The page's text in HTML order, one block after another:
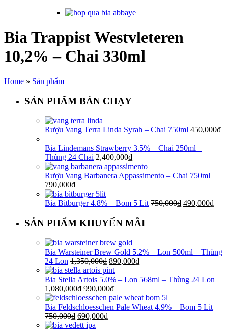
Bia Trappist Westvleteren
10,2% – Chai 330ml
Home » Sản phẩm
SẢN PHẨM BÁN CHẠY
Rượu Vang Terra Linda Syrah – Chai 750ml 450,000₫
Bia Lindemans Strawberry 3.5% – Chai 250ml –
Thùng 24 Chai 2,400,000₫
Rượu Vang Barbanera Appassimento – Chai 750ml
790,000₫
Bia Bitburger 4.8% – Bom 5 Lit 750,000₫ 490,000₫
SẢN PHẨM KHUYẾN MÃI
Bia Warsteiner Brew Gold 5.2% – Lon 500ml – Thùng
24 Lon 1,350,000₫ 890,000₫
Bia Stella Artois 5.0% – Lon 568ml – Thùng 24 Lon
1,080,000₫ 990,000₫
Bia Feldschloesschen Pale Wheat 4.9% – Bom 5 Lit
750,000₫ 690,000₫